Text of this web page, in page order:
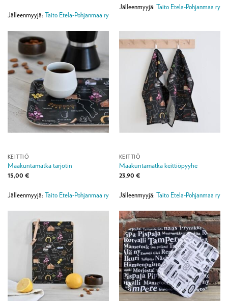
Jälleenmyyjä: Taito Etela-Pohjanmaa ry
Jälleenmyyjä: Taito Etela-Pohjanmaa ry
KEITTIÖ
Maakuntamatka tarjotin
15,00 €
Jälleenmyyjä: Taito Etela-Pohjanmaa ry
KEITTIÖ
Maakuntamatka keittiöpyyhe
23,90 €
Jälleenmyyjä: Taito Etela-Pohjanmaa ry